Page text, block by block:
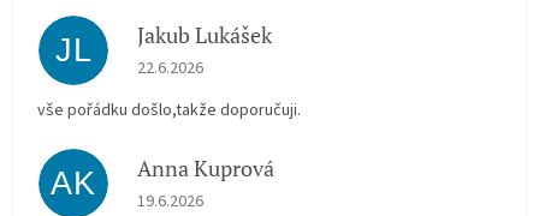
JL Jakub Lukášek
Hodnocení obchodu je 5 z 5 hvězdiček.
22.6.2026
vše pořádku došlo,takže doporučuji.
AK Anna Kuprová
Hodnocení obchodu je 5 z 5 hvězdiček.
19.6.2026